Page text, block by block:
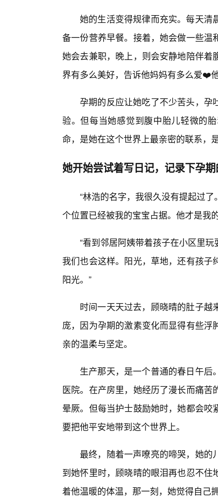
她的生活变得规律而充实。每天清
备一份营养早餐。接着，她会做一些
她会去兼职，晚上，则会安静地陪伴
界有多么美好，告诉他妈妈有多么爱❤️
孕期的反应让她吃了不少苦头，孕
验。但每当她感觉到腹中胎儿轻微的
命，是她在这个世界上最亲密的联系，
她开始尝试着写日记，记录下孕
“林浩的名字，我很久没有提起过
个位置已经被我的宝宝占据。他才是我
“看到邻居阿姨带着孩子在小区里
我们也会这样。阳光，草地，还有孩
阳光。”
时间一天天过去，顾晓晴的肚子
庞，因为孕期的激素变化而显得有些
亲的温柔与坚定。
生产那天，是一个普通的春日午
医院。在产房里，她经历了漫长而痛
晕厥。但每当护士鼓励她时，她都会
要把他平安地带到这个世界上。
最终，随着一声嘹亮的啼哭，她的
到她怀里时，顾晓晴的眼泪再也忍不
着他温暖的体温，那一刻，她觉得自己